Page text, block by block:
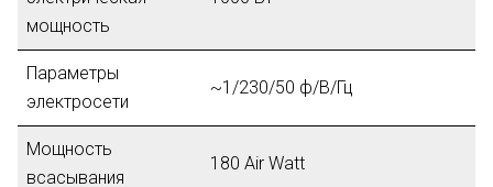
мощность
Параметры
электросети
~1/230/50 ф/В/Гц
Мощность
всасывания
180 Air Watt